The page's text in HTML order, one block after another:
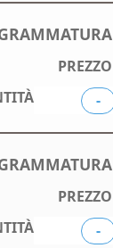
-
-